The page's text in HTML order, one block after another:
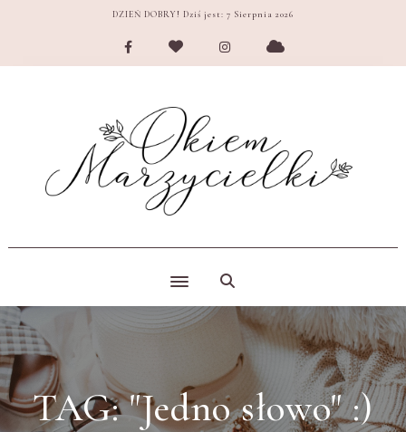
DZIEŃ DOBRY! Dziś jest: 7 Sierpnia 2026
TAG: "Jedno słowo" :)